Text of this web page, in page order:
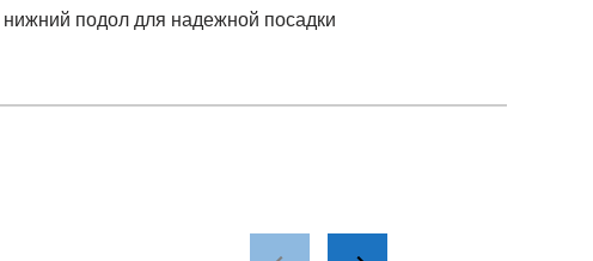
подол для надежной посадки